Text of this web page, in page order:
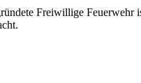
Freiwillige